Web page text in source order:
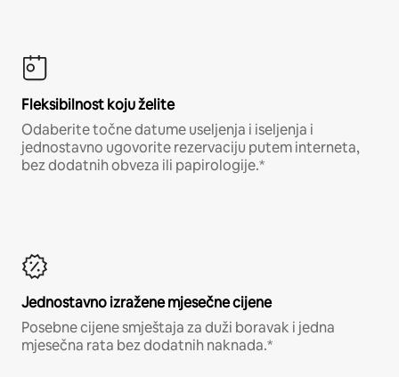
Fleksibilnost koju želite
Odaberite točne datume useljenja i iseljenja i
jednostavno ugovorite rezervaciju putem interneta,
bez dodatnih obveza ili papirologije.*
Jednostavno izražene mjesečne cijene
Posebne cijene smještaja za duži boravak i jedna
mjesečna rata bez dodatnih naknada.*